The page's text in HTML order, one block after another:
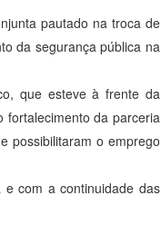
pautado na troca de
da segurança pública na
que esteve à frente da
fortalecimento da parceria
possibilitaram o emprego
com a continuidade das